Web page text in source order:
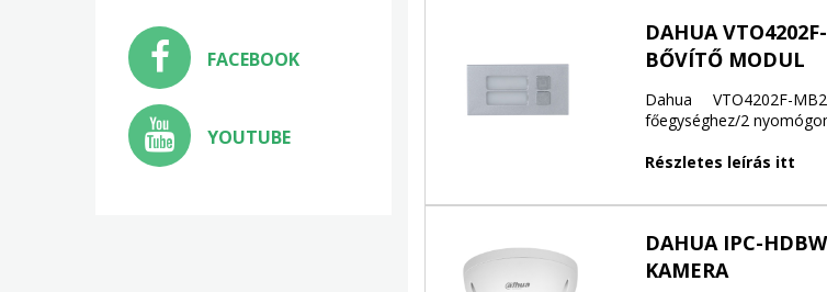
FACEBOOK
YOUTUBE
DAHUA
BŐVÍTŐ MODUL
Dahua VTO4202F-
főegységhez/2
Részletes leírás itt
DAHUA IPC-
KAMERA